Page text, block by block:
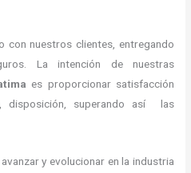
con nuestros clientes, entregando
La intención de nuestras
es proporcionar satisfacción
disposición, superando así las
y evolucionar en la industria